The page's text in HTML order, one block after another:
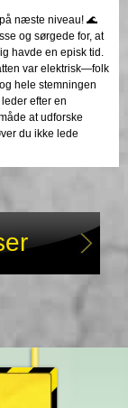
næste niveau! 🌊
og sørgede for, at
havde en episk tid.
var elektrisk—folk
hele stemningen
efter en
at udforske
du ikke lede